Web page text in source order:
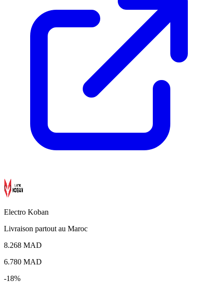
Electro Koban
Livraison partout au Maroc
8.268 MAD
6.780 MAD
-18%